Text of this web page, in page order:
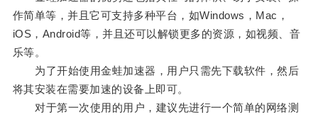
作简单等，并且它可支持多种平台，如Windows，Mac，
iOS，Android等，并且还可以解锁更多的资源，如视频、音
乐等。
为了开始使用金蛙加速器，用户只需先下载软件，然后
将其安装在需要加速的设备上即可。
对于第一次使用的用户，建议先进行一个简单的网络测